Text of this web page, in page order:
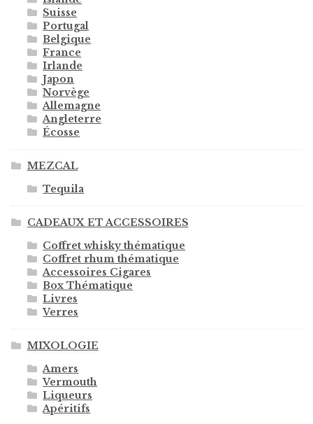
Suisse
Portugal
Belgique
France
Irlande
Japon
Norvège
Allemagne
Angleterre
Écosse
MEZCAL
Tequila
CADEAUX ET ACCESSOIRES
Coffret whisky thématique
Coffret rhum thématique
Accessoires Cigares
Box Thématique
Livres
Verres
MIXOLOGIE
Amers
Vermouth
Liqueurs
Apéritifs